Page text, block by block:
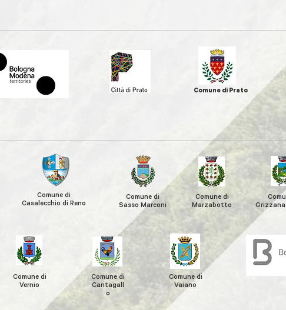
Comune di Prato
Comune di
Casalecchio di Reno
Comune di
Sasso Marconi
Comune di
Marzabotto
Comune di
Vernio
Comune di
Cantagall
o
Comune di
Vaiano
Grizzana